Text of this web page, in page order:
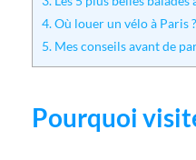
4.Où louer un vélo à Paris ?
5. Mes conseils avant de
Pourquoi